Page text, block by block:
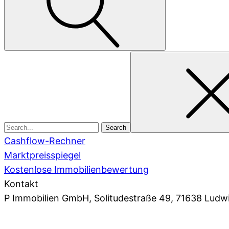
Cashflow-Rechner
Marktpreisspiegel
Kostenlose Immobilienbewertung
Kontakt
P Immobilien GmbH, Solitudestraße 49, 71638